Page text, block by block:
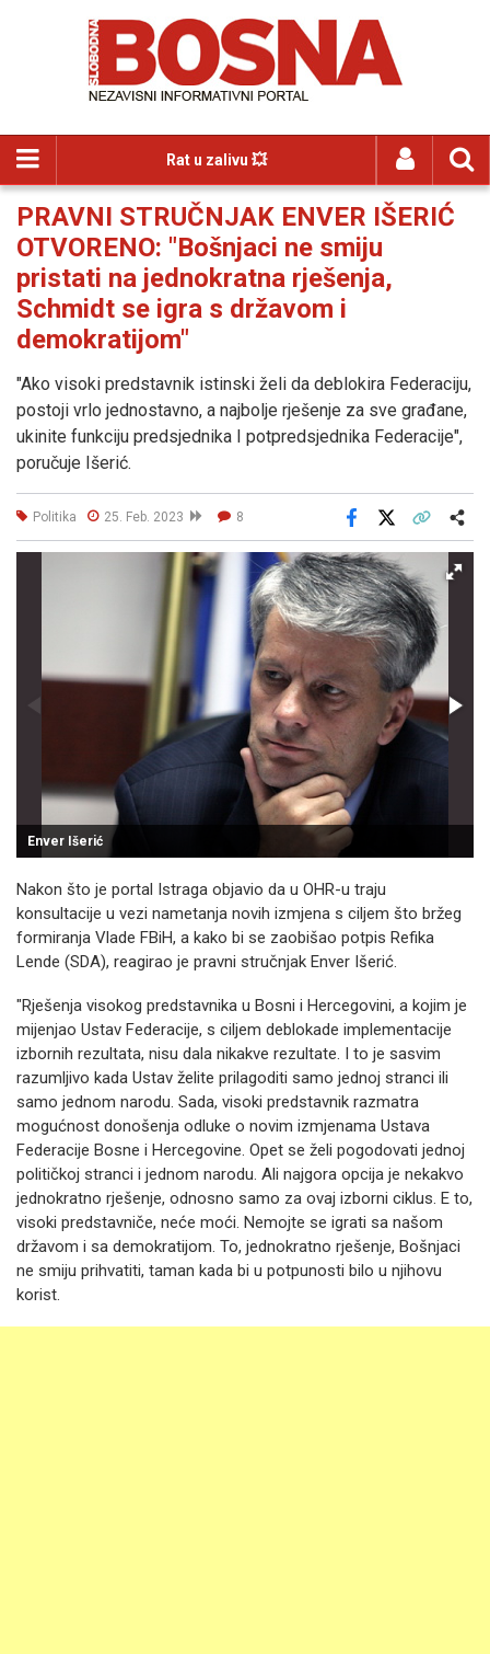
Rat u zalivu 💥
PRAVNI STRUČNJAK ENVER IŠERIĆ
OTVORENO: "Bošnjaci ne smiju
pristati na jednokratna rješenja,
Schmidt se igra s državom i
demokratijom"
"Ako visoki predstavnik istinski želi da deblokira Federaciju,
postoji vrlo jednostavno, a najbolje rješenje za sve građane,
ukinite funkciju predsjednika I potpredsjednika Federacije",
poručuje Išerić.
Politika 25. Feb. 2023 8
Facebook
Enver Išerić
Nakon što je portal Istraga objavio da u OHR-u traju
konsultacije u vezi nametanja novih izmjena s ciljem što bržeg
formiranja Vlade FBiH, a kako bi se zaobišao potpis Refika
Lende (SDA), reagirao je pravni stručnjak Enver Išerić.
"Rješenja visokog predstavnika u Bosni i Hercegovini, a kojim je
mijenjao Ustav Federacije, s ciljem deblokade implementacije
izbornih rezultata, nisu dala nikakve rezultate. I to je sasvim
razumljivo kada Ustav želite prilagoditi samo jednoj stranci ili
samo jednom narodu. Sada, visoki predstavnik razmatra
mogućnost donošenja odluke o novim izmjenama Ustava
Federacije Bosne i Hercegovine. Opet se želi pogodovati jednoj
političkoj stranci i jednom narodu. Ali najgora opcija je nekakvo
jednokratno rješenje, odnosno samo za ovaj izborni ciklus. E to,
visoki predstavniče, neće moći. Nemojte se igrati sa našom
državom i sa demokratijom. To, jednokratno rješenje, Bošnjaci
ne smiju prihvatiti, taman kada bi u potpunosti bilo u njihovu
korist.